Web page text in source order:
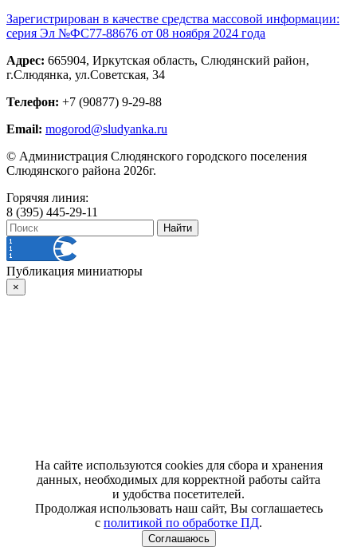
Зарегистрирован в качестве средства массовой информации:
серия Эл №ФС77-88676 от 08 ноября 2024 года
Адрес: 665904, Иркутская область, Слюдянский район,
г.Слюдянка, ул.Советская, 34
Телефон: +7 (90877) 9-29-88
Email: mogorod@sludyanka.ru
© Администрация Слюдянского городского поселения
Слюдянского района 2026г.
Горячяя линия:
8 (395) 445-29-11
Публикация миниатюры
×
На сайте используются cookies для сбора и хранения
данных, необходимых для корректной работы сайта
и удобства посетителей.
Продолжая использовать наш сайт, Вы соглашаетесь
с политикой по обработке ПД.
Соглашаюсь